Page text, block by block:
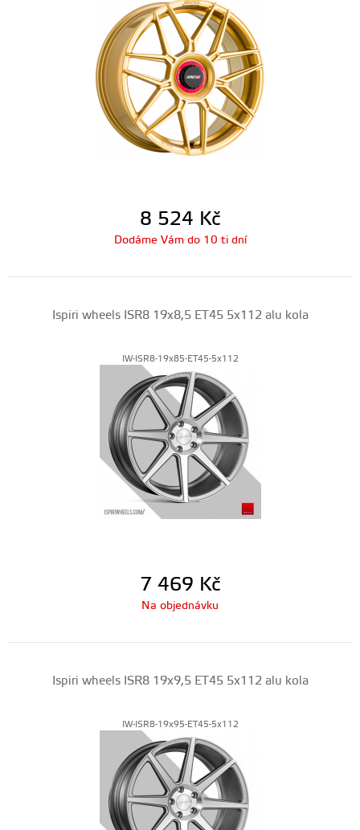
8 524 Kč
Dodáme Vám do 10 ti dní
Ispiri wheels ISR8 19x8,5 ET45 5x112 alu kola
IW-ISR8-19x85-ET45-5x112
7 469 Kč
Na objednávku
Ispiri wheels ISR8 19x9,5 ET45 5x112 alu kola
IW-ISR8-19x95-ET45-5x112